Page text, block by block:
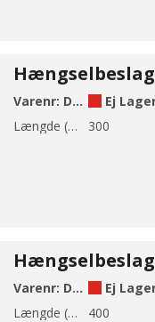
Varenr: DA61-300
Ej
Længde (mm):
300
Varenr: DA61-400
Ej
Længde (mm):
400